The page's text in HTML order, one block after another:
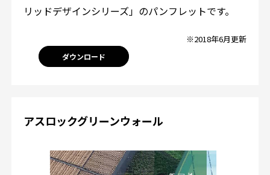
リッドデザインシリーズ」のパンフレットです。
※2018年6月更新
ダウンロード
アスロックグリーンウォール